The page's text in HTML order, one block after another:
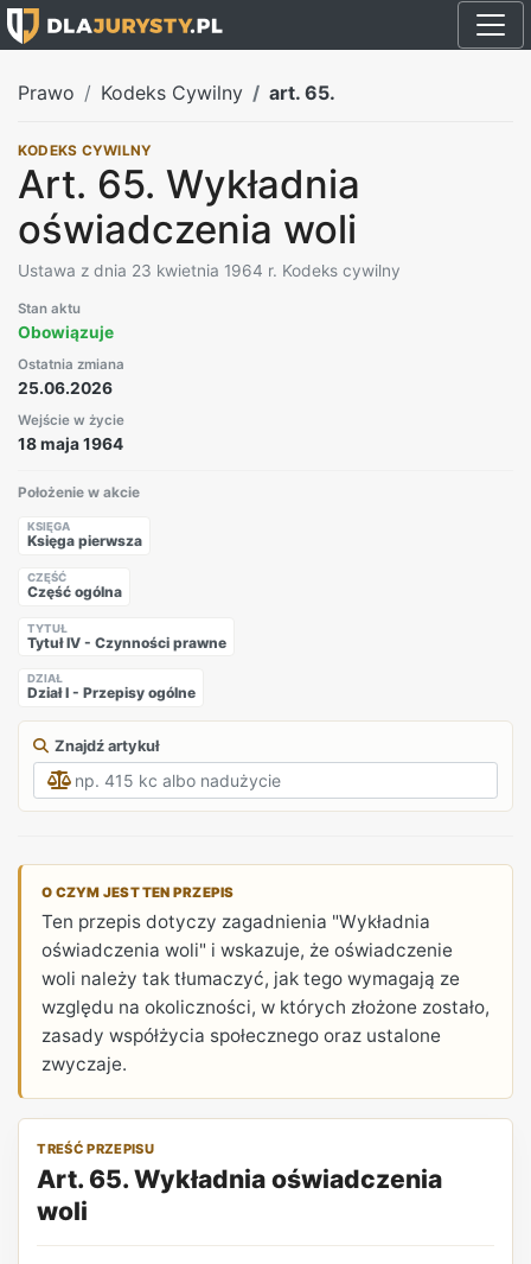
Prawo Kodeks Cywilny art. 65.
KODEKS CYWILNY
Art. 65. Wykładnia
oświadczenia woli
Ustawa z dnia 23 kwietnia 1964 r. Kodeks cywilny
Stan aktu
Obowiązuje
Ostatnia zmiana
25.06.2026
Wejście w życie
18 maja 1964
Położenie w akcie
KSIĘGA
Księga pierwsza
CZĘŚĆ
Część ogólna
TYTUŁ
Tytuł IV - Czynności prawne
DZIAŁ
Dział I - Przepisy ogólne
Znajdź artykuł
O CZYM JEST TEN PRZEPIS
Ten przepis dotyczy zagadnienia "Wykładnia
oświadczenia woli" i wskazuje, że oświadczenie
woli należy tak tłumaczyć, jak tego wymagają ze
względu na okoliczności, w których złożone zostało,
zasady współżycia społecznego oraz ustalone
zwyczaje.
TREŚĆ PRZEPISU
Art. 65. Wykładnia oświadczenia
woli